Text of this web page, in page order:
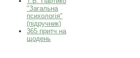
"Загальна
психологія"
(підручник)
365 притч на
щодень